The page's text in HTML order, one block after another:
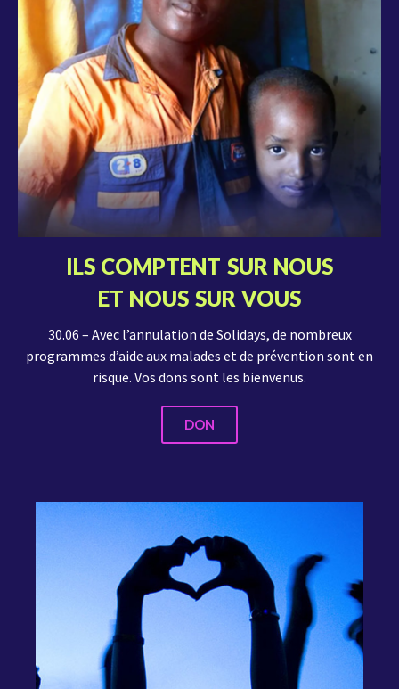
ILS COMPTENT SUR NOUS
ET NOUS SUR VOUS
30.06 – Avec l’annulation de Solidays, de nombreux
programmes d’aide aux malades et de prévention sont en
risque. Vos dons sont les bienvenus.
DON